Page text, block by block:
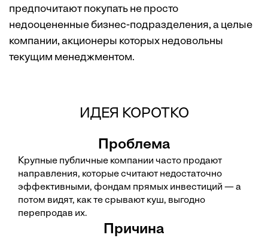
предпочитают покупать не просто
недооцененные бизнес-подразделения, а целые
компании, акционеры которых недовольны
текущим менеджментом.
ИДЕЯ КОРОТКО
Проблема
Крупные публичные компании часто продают
направления, которые считают недостаточно
эффективными, фондам прямых инвестиций — а
потом видят, как те срывают куш, выгодно
перепродав их.
Причина